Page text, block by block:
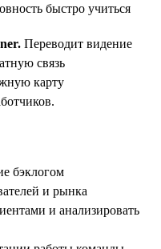
быстро учиться
Переводит видение
связь
карту
бэклогом
и рынка
и анализировать